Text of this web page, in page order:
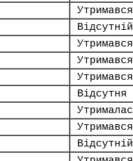
Утримався
Відсутній
Утримався
Утримався
Утримався
Відсутня
Утримався
Відсутній